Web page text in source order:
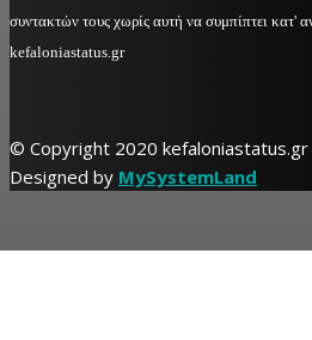
συντακτών τους χωρίς αυτή να συμπίπτει κατ'
kefaloniastatus.gr
© Copyright 2020
Designed by MySystemLand